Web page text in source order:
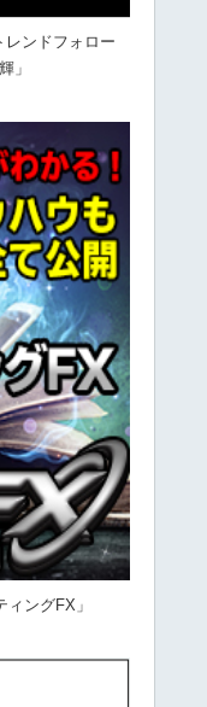
レンドフォロー
」
ングFX」